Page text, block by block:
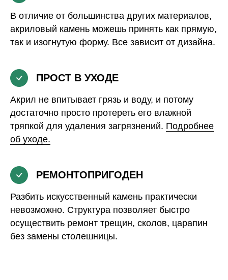
В отличие от большинства других материалов,
акриловый камень можешь принять как прямую,
так и изогнутую форму. Все зависит от дизайна.
ПРОСТ В УХОДЕ
Акрил не впитывает грязь и воду, и потому
достаточно просто протереть его влажной
тряпкой для удаления загрязнений. Подробнее
об уходе.
РЕМОНТОПРИГОДЕН
Разбить искусственный камень практически
невозможно. Структура позволяет быстро
осуществить ремонт трещин, сколов, царапин
без замены столешницы.